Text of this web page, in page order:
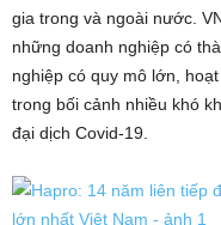
gia trong và ngoài nước.
những doanh nghiệp có
nghiệp có quy mô lớn,
trong bối cảnh nhiều khó
đại dịch Covid-19.